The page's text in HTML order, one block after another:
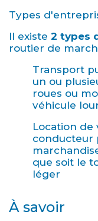
Types
Il existe 2 types
routier de
Transport
un ou
roues ou
véhicule
Location de
conducteur
que soit le
léger
À savoir